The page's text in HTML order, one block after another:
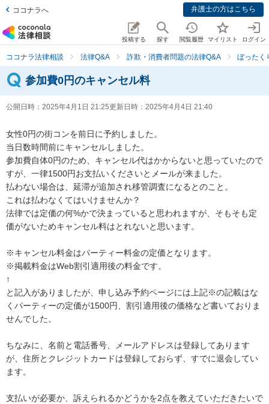
ココナラへ 弁護士の方はこちら
投稿する 探す 閲覧履歴 マイリスト ログイン
ココナラ法律相談 法律Q&A 詐欺・消費者問題の法律Q&A ぼったく
参加費0円のキャンセル料
公開日時： 2025年4月1日 21:25更新日時： 2025年4月4日 21:40
女性0円の街コンを前日に予約しました。
当日数時間前にキャンセルしました。
参加費自体0円のため、キャンセル代はかからないと思っていたので
すが、一律1500円お支払いくださいとメールが来ました。
払わない場合は、延滞が追加され移管調査になるとのこと。
これは払わなくてはいけませんか？
法律では定価の何%かで決まっていると思われますが、そもそも定
価がないためキャンセル料はとれないと思います。
※キャンセル料金はパーティー料金の定価となります。
※掲載料金はWeb割引適用後の料金です。
↑
と記入がありましたが、申し込み予約ページには上記※の記載はな
くパーティーの定価が1500円、割引適用後の価格など書いておりま
せんでした。
ちなみに、名前と電話番号、メールアドレスは登録してあります
が、住所とクレジットカードは登録しておらず、すでに退会してい
ます。
支払いが必要か、訴えられるかどうかを2点を教えていただきたいで